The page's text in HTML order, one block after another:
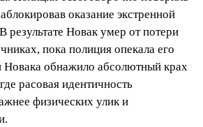
оказание экстренной
Новак умер от потери
пока полиция опекала его
Новака обнажило абсолютный крах
расовая идентичность
физических улик и